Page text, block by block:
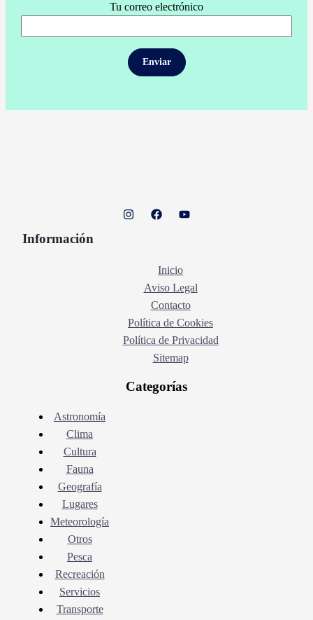
Tu correo electrónico
Información
Inicio
Aviso Legal
Contacto
Política de Cookies
Política de Privacidad
Sitemap
Categorías
Astronomía
Clima
Cultura
Fauna
Geografía
Lugares
Meteorología
Otros
Pesca
Recreación
Servicios
Transporte